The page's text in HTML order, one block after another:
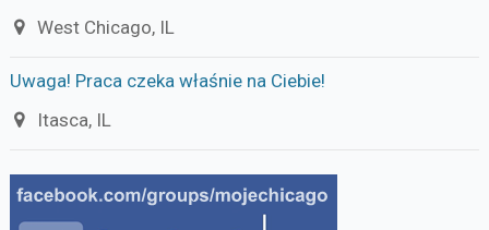
West Chicago, IL
Uwaga! Praca czeka właśnie na Ciebie!
Itasca, IL